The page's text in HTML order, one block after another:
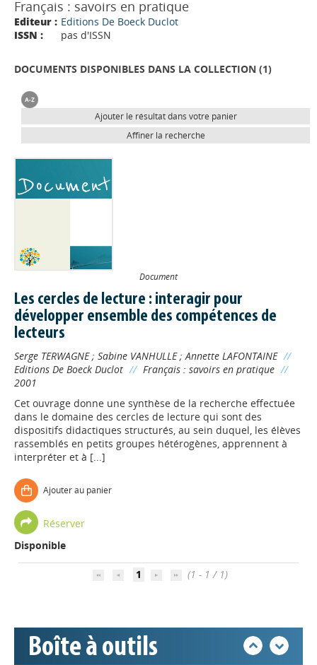
Français : savoirs en pratique
Editeur : Editions De Boeck Duclot
ISSN :
pas d'ISSN
DOCUMENTS DISPONIBLES DANS LA COLLECTION (1)
Ajouter le résultat dans votre panier
Affiner la recherche
Document
Les cercles de lecture : interagir pour
développer ensemble des compétences de
lecteurs
Serge TERWAGNE; Sabine VANHULLE;Annette LAFONTAINE //
Editions De Boeck Duclot // Français : savoirs en pratique //
2001
Cet ouvrage donne une synthèse de la recherche effectuée
dans le domaine des cercles de lecture qui sont des
dispositifs didactiques structurés, au sein duquel, les élèves
rassemblés en petits groupes hétérogènes, apprennent à
interpréter et à [...]
Ajouter au panier
Réserver
Disponible
1 (1 - 1 / 1)
Boîte à outils
Base documentaire